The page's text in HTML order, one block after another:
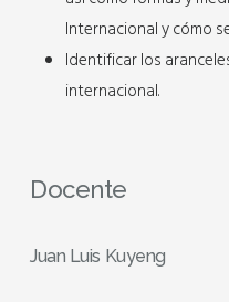
Internacional y cómo
Identificar los
internacional.
Docente
Juan Luis Kuyeng